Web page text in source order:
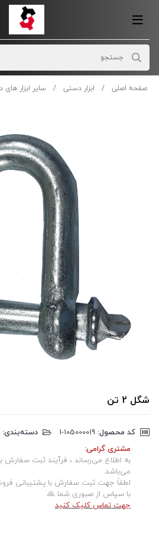
صفحه اصلی ابزار دستی سایر ابزار
شگل 2 تن
کد محصول: دسته‌بندی:
مشتری گرامی:
به اطلاع می‌رساند ، فرآیند ثبت سفارش
می‌باشد.
لطفاً جهت ثبت سفارش با پشتیبانی
با سپاس از صبوری شما 🙏
جهت تماس کلیک کنید